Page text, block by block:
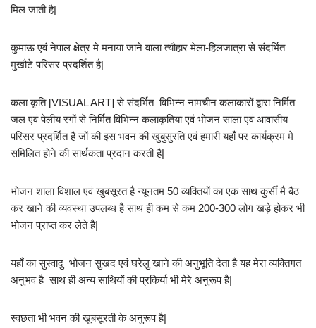
मिल जाती है|
कुमाऊ एवं नेपाल क्षेत्र मे मनाया जाने वाला त्यौहार मेला-हिलजात्रा से संदर्भित
मुखौटे परिसर प्रदर्शित है|
कला कृति [VISUAL ART] से संदर्भित विभिन्न नामचीन कलाकारों द्वारा निर्मित
जल एवं पेलीय रगों से निर्मित विभिन्न कलाकृतिया एवं भोजन साला एवं आवासीय
परिसर प्रदर्शित है जों की इस भवन की खुबुसुरति एवं हमारी यहाँ पर कार्यक्रम मे
समिलित होने की सार्थकता प्रदान करती है|
भोजन शाला विशाल एवं खुबसूरत है न्यूनतम 50 व्यक्तियों का एक साथ कुर्सी मै बैठ
कर खाने की व्यवस्था उपलब्ध है साथ ही कम से कम 200-300 लोग खड़े होकर भी
भोजन प्राप्त कर लेते है|
यहाँ का सुस्वादु भोजन सुखद एवं घरेलु खाने की अनुभूति देता है यह मेरा व्यक्तिगत
अनुभव है साथ ही अन्य साथियों की प्रकिर्या भी मेरे अनुरूप है|
स्वछता भी भवन की खूबसूरती के अनुरूप है|